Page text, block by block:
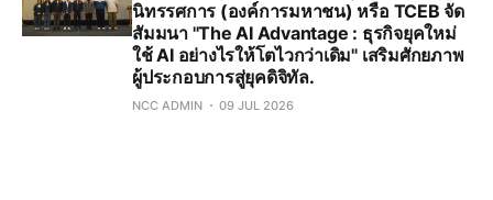
นิทรรศการ (องค์การมหาชน) หรือ TCEB จัด
สัมมนา "The AI Advantage : ธุรกิจยุคใหม่
ใช้ AI อย่างไรให้โตไวกว่าเดิม" เสริมศักยภาพ
ผู้ประกอบการสู่ยุคดิจิทัล.
NCC ADMIN 09 JUL 2026